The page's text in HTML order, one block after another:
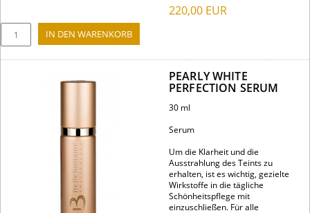
220,00 EUR
PEARLY WHITE
PERFECTION SERUM
30 ml
Serum
Um die Klarheit und die
Ausstrahlung des Teints zu
erhalten, ist es wichtig, gezielte
Wirkstoffe in die tägliche
Schönheitspflege mit
einzuschließen. Für alle